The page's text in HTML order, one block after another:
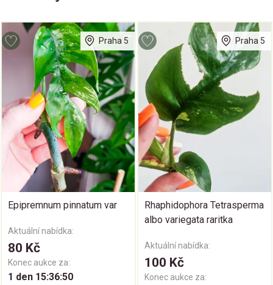
Praha 5
Epipremnum pinnatum var
Aktuální nabídka:
80 Kč
Konec aukce za:
1 den 15:36:50
Praha 5
Rhaphidophora Tetrasperma
albo variegata raritka
Aktuální nabídka:
100 Kč
Konec aukce za: